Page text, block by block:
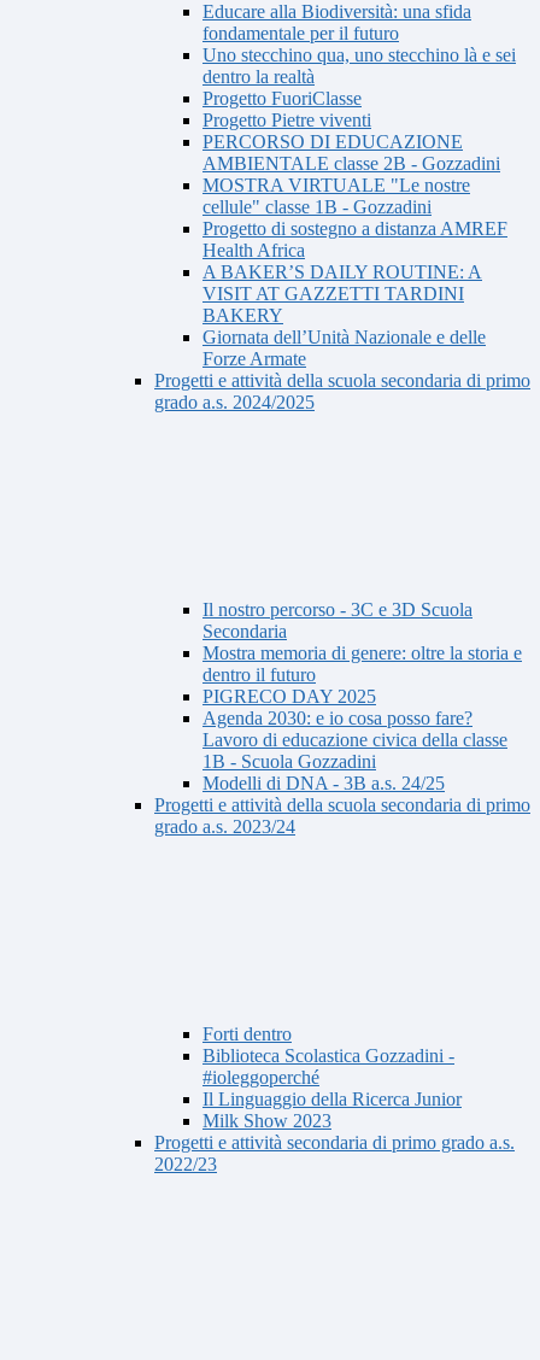
Educare alla Biodiversità: una sfida
fondamentale per il futuro
Uno stecchino qua, uno stecchino là e sei
dentro la realtà
Progetto FuoriClasse
Progetto Pietre viventi
PERCORSO DI EDUCAZIONE
AMBIENTALE classe 2B - Gozzadini
MOSTRA VIRTUALE "Le nostre
cellule" classe 1B - Gozzadini
Progetto di sostegno a distanza AMREF
Health Africa
A BAKER’S DAILY ROUTINE: A
VISIT AT GAZZETTI TARDINI
BAKERY
Giornata dell’Unità Nazionale e delle
Forze Armate
Progetti e attività della scuola secondaria di primo
grado a.s. 2024/2025
Il nostro percorso - 3C e 3D Scuola
Secondaria
Mostra memoria di genere: oltre la storia e
dentro il futuro
PIGRECO DAY 2025
Agenda 2030: e io cosa posso fare?
Lavoro di educazione civica della classe
1B - Scuola Gozzadini
Modelli di DNA - 3B a.s. 24/25
Progetti e attività della scuola secondaria di primo
grado a.s. 2023/24
Forti dentro
Biblioteca Scolastica Gozzadini -
#ioleggoperché
Il Linguaggio della Ricerca Junior
Milk Show 2023
Progetti e attività secondaria di primo grado a.s.
2022/23